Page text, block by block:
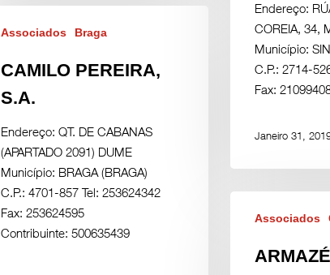
Endereço:
COREIA, 34,
Município:
C.P.: 2714-
Fax:
Janeiro 31,
Associados Braga
CAMILO PEREIRA,
S.A.
Endereço: QT. DE CABANAS
(APARTADO 2091) DUME
Município: BRAGA (BRAGA)
C.P.: 4701-857 Tel: 253624342
Fax: 253624595
Contribuinte: 500635439
Associados